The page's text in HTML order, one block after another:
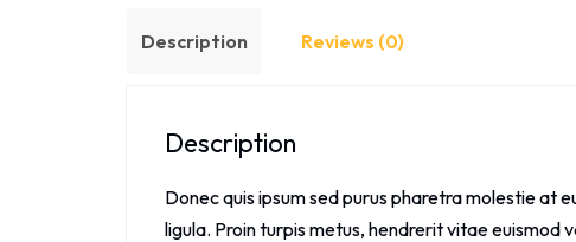
Description Reviews (0)
Description
Donec quis ipsum sed purus pharetra molestie at
ligula. Proin turpis metus, hendrerit vitae euismod